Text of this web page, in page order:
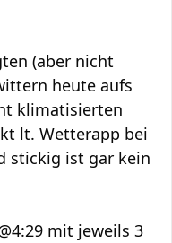
(aber nicht
heute aufs
klimatisierten
lt. Wetterapp bei
stickig ist gar kein
mit jeweils 3